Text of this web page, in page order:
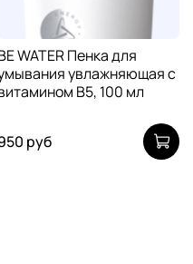
WATER Пенка для
увлажняющая с
В5, 100 мл
руб